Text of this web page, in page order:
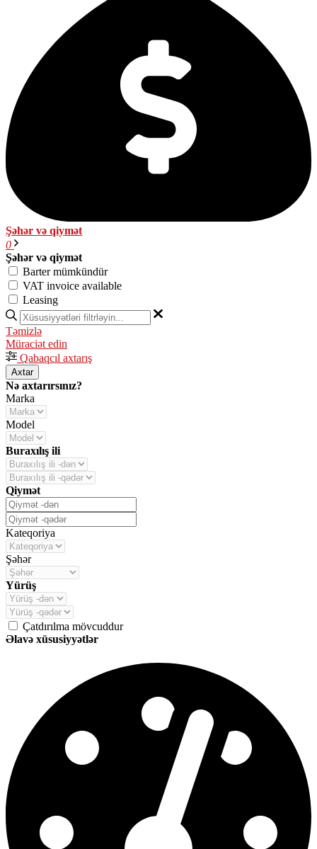
Şəhər və qiymət
0
Şəhər və qiymət
Barter mümkündür
VAT invoice available
Leasing
Təmizlə
Müraciət edin
Qabaqcıl axtarış
Axtar
Nə axtarırsınız?
Marka
Model
Buraxılış ili
Qiymət
Kateqoriya
Şəhər
Yürüş
Çatdırılma mövcuddur
Əlavə xüsusiyyətlər